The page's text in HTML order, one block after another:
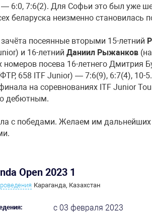
6:0, 7:6(2). Для Софьи это был уже
беларуска неизменно становилась
посеянные вторыми 15-летний
и 16-летний Даниил Рыжанков
номеров посева 16-летнего Дмитрия
658 ITF Junior) — 7:6(9), 6:7(4), 10-
на соревнованиях ITF Junior
дебютным.
с победами. Желаем им дальнейших
Open 2023 1
Караганда, Казахстан
с 03 февраля 2023